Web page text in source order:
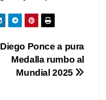
Diego Ponce a pura
Medalla rumbo al
Mundial 2025